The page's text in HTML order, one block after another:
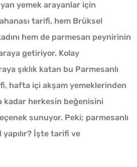
yemek arayanlar için
tarifi, hem Brüksel
hem de parmesan peynirinin
getiriyor. Kolay
şıklık katan bu Parmesanlı
hafta içi akşam yemeklerinden
kadar herkesin beğenisini
sunuyor. Peki; parmesanlı
yapılır? İşte tarifi ve